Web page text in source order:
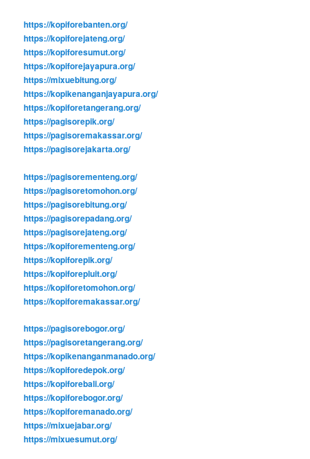
https://kopiforebanten.org/
https://kopiforejateng.org/
https://kopiforesumut.org/
https://kopiforejayapura.org/
https://mixuebitung.org/
https://kopikenanganjayapura.org/
https://kopiforetangerang.org/
https://pagisorepik.org/
https://pagisoremakassar.org/
https://pagisorejakarta.org/
https://pagisorementeng.org/
https://pagisoretomohon.org/
https://pagisorebitung.org/
https://pagisorepadang.org/
https://pagisorejateng.org/
https://kopiforementeng.org/
https://kopiforepik.org/
https://kopiforepluit.org/
https://kopiforetomohon.org/
https://kopiforemakassar.org/
https://pagisorebogor.org/
https://pagisoretangerang.org/
https://kopikenanganmanado.org/
https://kopiforedepok.org/
https://kopiforebali.org/
https://kopiforebogor.org/
https://kopiforemanado.org/
https://mixuejabar.org/
https://mixuesumut.org/